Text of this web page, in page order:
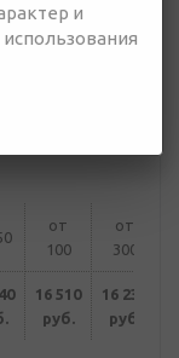
от
100
от
300
16 510
руб.
16 230
руб.
и